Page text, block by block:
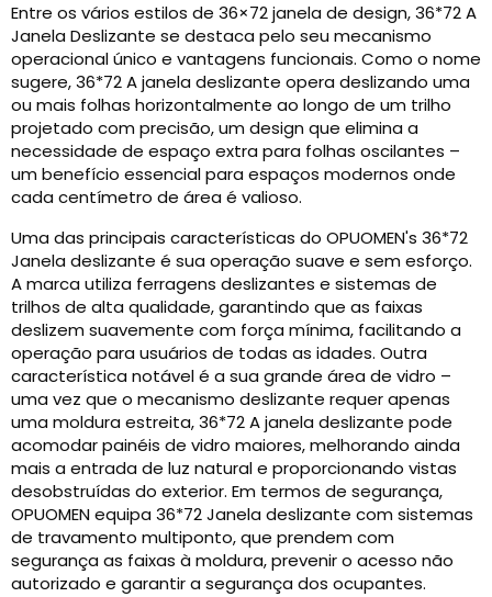
Entre os vários estilos de 36×72 janela de design, 36*72 A
Janela Deslizante se destaca pelo seu mecanismo
operacional único e vantagens funcionais. Como o nome
sugere, 36*72 A janela deslizante opera deslizando uma
ou mais folhas horizontalmente ao longo de um trilho
projetado com precisão, um design que elimina a
necessidade de espaço extra para folhas oscilantes –
um benefício essencial para espaços modernos onde
cada centímetro de área é valioso.
Uma das principais características do OPUOMEN's 36*72
Janela deslizante é sua operação suave e sem esforço.
A marca utiliza ferragens deslizantes e sistemas de
trilhos de alta qualidade, garantindo que as faixas
deslizem suavemente com força mínima, facilitando a
operação para usuários de todas as idades. Outra
característica notável é a sua grande área de vidro –
uma vez que o mecanismo deslizante requer apenas
uma moldura estreita, 36*72 A janela deslizante pode
acomodar painéis de vidro maiores, melhorando ainda
mais a entrada de luz natural e proporcionando vistas
desobstruídas do exterior. Em termos de segurança,
OPUOMEN equipa 36*72 Janela deslizante com sistemas
de travamento multiponto, que prendem com
segurança as faixas à moldura, prevenir o acesso não
autorizado e garantir a segurança dos ocupantes.